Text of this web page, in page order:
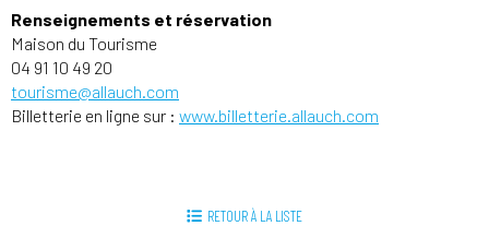
Renseignements et réservation
Maison du Tourisme
04 91 10 49 20
tourisme@allauch.com
Billetterie en ligne sur : www.billetterie.allauch.com
RETOUR À LA LISTE